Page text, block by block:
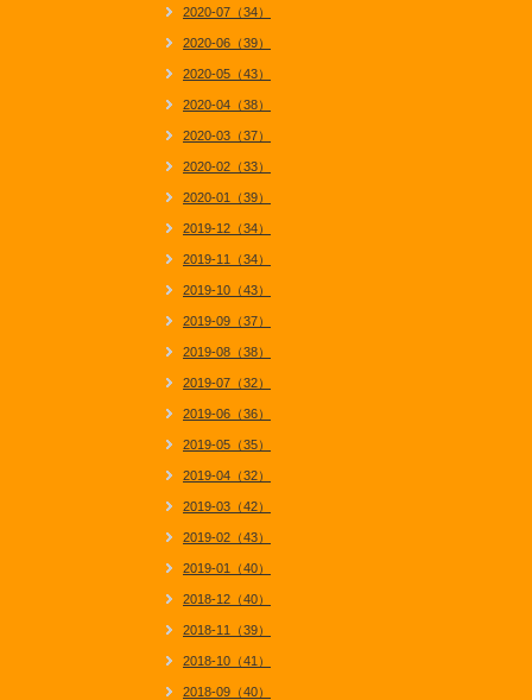
2020-07（34）
2020-06（39）
2020-05（43）
2020-04（38）
2020-03（37）
2020-02（33）
2020-01（39）
2019-12（34）
2019-11（34）
2019-10（43）
2019-09（37）
2019-08（38）
2019-07（32）
2019-06（36）
2019-05（35）
2019-04（32）
2019-03（42）
2019-02（43）
2019-01（40）
2018-12（40）
2018-11（39）
2018-10（41）
2018-09（40）